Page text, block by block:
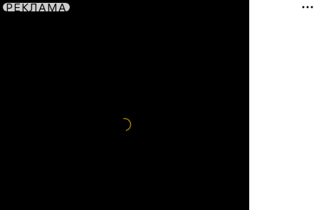
РЕКЛАМА